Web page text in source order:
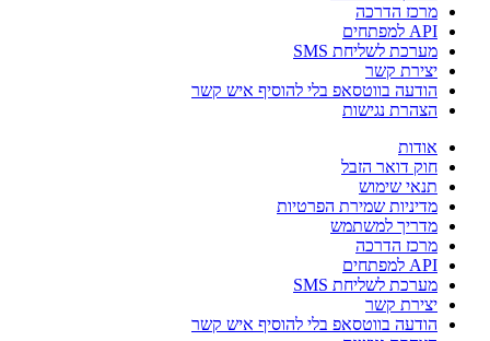
מרכז הדרכה
API למפתחים
מערכת לשליחת SMS
יצירת קשר
הודעה בווטסאפ בלי להוסיף איש קשר
הצהרת נגישות
אודות
חוק דואר הזבל
תנאי שימוש
מדיניות שמירת הפרטיות
מדריך למשתמש
מרכז הדרכה
API למפתחים
מערכת לשליחת SMS
יצירת קשר
הודעה בווטסאפ בלי להוסיף איש קשר